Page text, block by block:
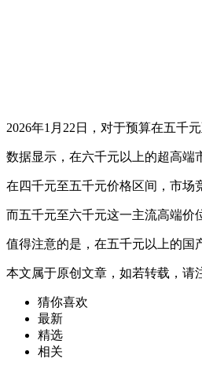
2026年1月22日，对于预算在五千
数据显示，在六千元以上的超高端
在四千元至五千元价格区间，市场
而五千元至六千元这一主流高端价
值得注意的是，在五千元以上的国
本文属于原创文章，如若转载，请
猜你喜欢
最新
精选
相关